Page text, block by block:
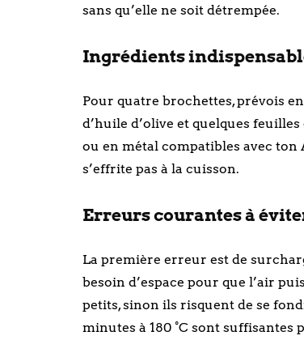
sans qu’elle ne soit détrempée.
Ingrédients
Pour quatre brochettes, prévois
d’huile d’olive et quelques
ou en métal compatibles avec ton
s’effrite pas à la cuisson.
Erreurs courantes à
La première erreur est de
besoin d’espace pour que l’air
petits, sinon ils risquent de se
minutes à 180 °C sont suffisantes